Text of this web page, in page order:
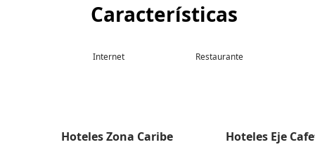
Características
Internet Restaurante
Hoteles Zona Caribe Hoteles Eje